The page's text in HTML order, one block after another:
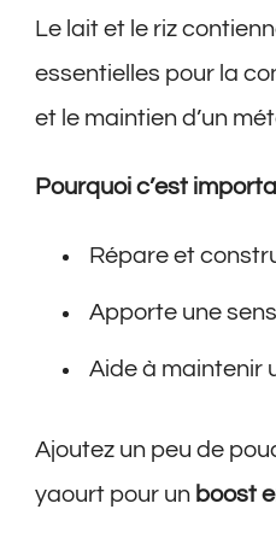
Le lait et le riz
essentielles pour la
et le maintien d’un
Pourquoi c’est
Répare et
Apporte une
Aide à maintenir
Ajoutez un peu de
yaourt pour un boost